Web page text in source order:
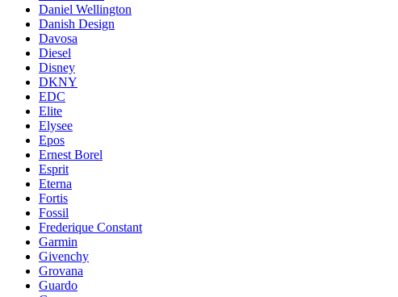
Daniel Wellington
Danish Design
Davosa
Diesel
Disney
DKNY
EDC
Elite
Elysee
Epos
Ernest Borel
Esprit
Eterna
Fortis
Fossil
Frederique Constant
Garmin
Givenchy
Grovana
Guardo